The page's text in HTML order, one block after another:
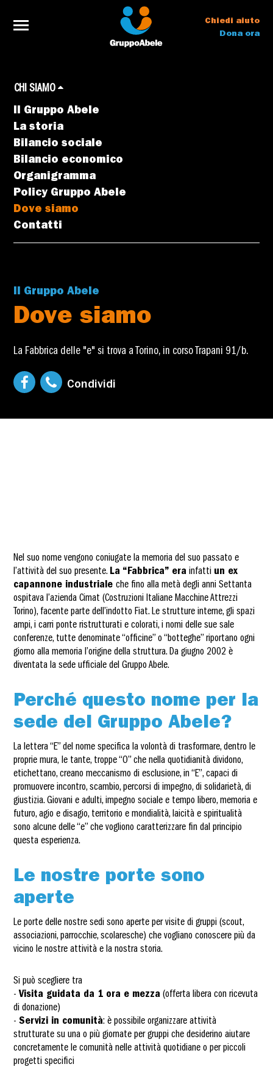
Chiedi aiuto
Dona ora
CHI SIAMO
Il Gruppo Abele
La storia
Bilancio sociale
Bilancio economico
Organigramma
Policy Gruppo Abele
Dove siamo
Contatti
Il Gruppo Abele
Dove siamo
La Fabbrica delle "e" si trova a Torino, in corso Trapani 91/b.
Condividi
Nel suo nome vengono coniugate la memoria del suo passato e
l’attività del suo presente. La “Fabbrica” era infatti un ex
capannone industrialeche fino alla metà degli anni Settanta
ospitava l’azienda Cimat (Costruzioni Italiane Macchine Attrezzi
Torino), facente parte dell’indotto Fiat. Le strutture interne, gli spazi
ampi, i carri ponte ristrutturati e colorati, i nomi delle sue sale
conferenze, tutte denominate “officine” o “botteghe” riportano ogni
giorno alla memoria l’origine della struttura. Da giugno 2002 è
diventata la sede ufficiale del Gruppo Abele.
Perché questo nome per la
sede del Gruppo Abele?
La lettera “E” del nome specifica la volontà di trasformare, dentro le
proprie mura, le tante, troppe “O” che nella quotidianità dividono,
etichettano, creano meccanismo di esclusione, in “E”, capaci di
promuovere incontro, scambio, percorsi di impegno, di solidarietà, di
giustizia. Giovani e adulti, impegno sociale e tempo libero, memoria e
futuro, agio e disagio, territorio e mondialità, laicità e spiritualità
sono alcune delle “e” che vogliono caratterizzare fin dal principio
questa esperienza.
Le nostre porte sono
aperte
Le porte delle nostre sedi sono aperte per visite di gruppi (scout,
associazioni, parrocchie, scolaresche) che vogliano conoscere più da
vicino le nostre attività e la nostra storia.
Si può scegliere tra
-Visita guidata da 1 ora e mezza (offerta libera con ricevuta
di donazione)
-Servizi in comunità: è possibile organizzare attività
strutturate su una o più giornate per gruppi che desiderino aiutare
concretamente le comunità nelle attività quotidiane o per piccoli
progetti specifici